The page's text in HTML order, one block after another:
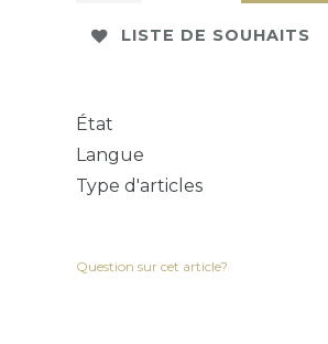
LISTE DE SOUHAITS
État
Langue
Type d'articles
Question sur cet article?